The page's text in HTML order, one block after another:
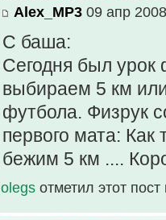
Alex_MP3 09 апр
С баша:
Сегодня был урок
выбираем 5 км
футбола. Физрук
первого мата:
бежим 5 км ....
olegs отметил этот